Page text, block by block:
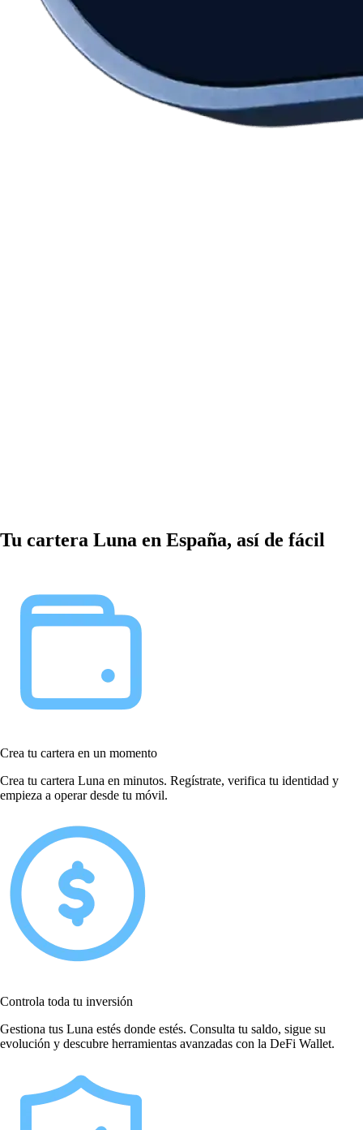
Tu cartera Luna en España, así de fácil
Crea tu cartera en un momento
Crea tu cartera Luna en minutos. Regístrate, verifica tu identidad y
empieza a operar desde tu móvil.
Controla toda tu inversión
Gestiona tus Luna estés donde estés. Consulta tu saldo, sigue su
evolución y descubre herramientas avanzadas con la DeFi Wallet.